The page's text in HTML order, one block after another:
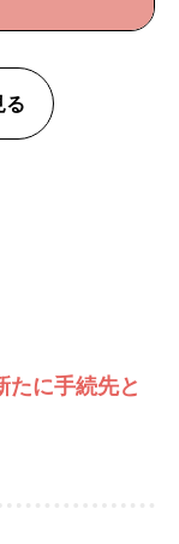
る
たに手続先と